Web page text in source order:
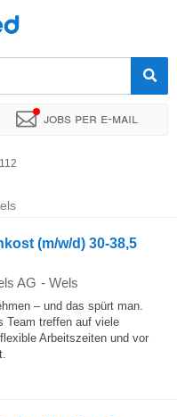
Jobs per e-mail
(m/w/d) 30-38,5
AG - Wels
– und das spürt man.
Team treffen auf viele
Arbeitszeiten und vor